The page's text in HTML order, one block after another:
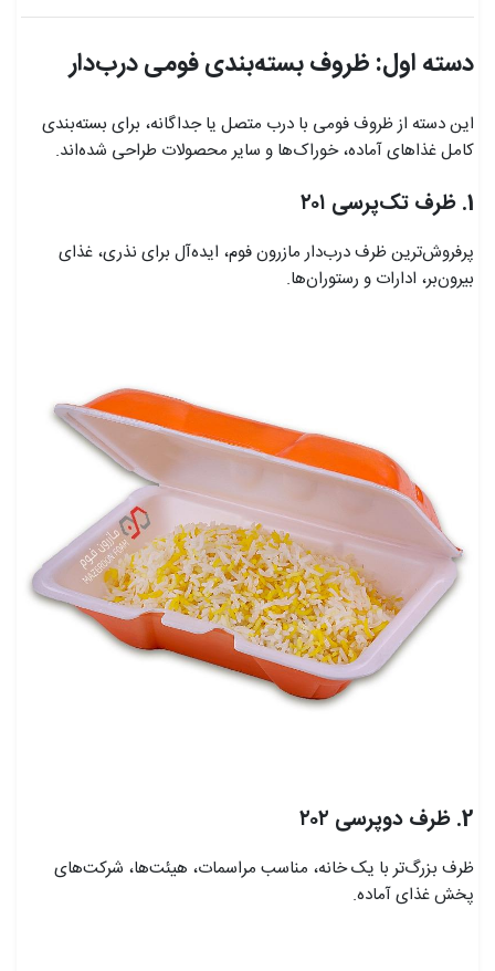
دسته اول: ظروف بسته‌بندی فومی درب‌دار
این دسته از ظروف فومی با درب متصل یا جداگانه، برای بسته‌بندی
کامل غذاهای آماده، خوراک‌ها و سایر محصولات طراحی شده‌اند.
1. ظرف تک‌پرسی ۲۰۱
پرفروش‌ترین ظرف درب‌دار مازرون فوم، ایده‌آل برای نذری، غذای
بیرون‌بر، ادارات و رستوران‌ها.
2. ظرف دوپرسی ۲۰۲
ظرف بزرگ‌تر با یک خانه، مناسب مراسمات، هیئت‌ها، شرکت‌های
پخش غذای آماده.